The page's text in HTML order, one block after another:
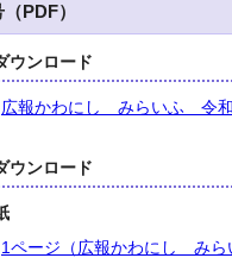
PDF）
ウンロード
広報かわにし みらいふ 令和
ウンロード
1ページ（広報かわにし みら